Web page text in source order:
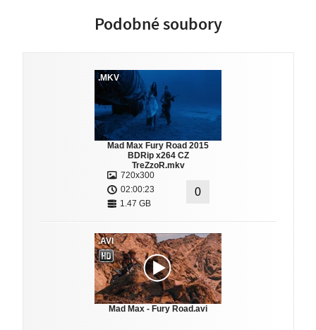
Podobné soubory
.MKV
Mad Max Fury Road 2015
BDRip x264 CZ
TreZzoR.mkv
720x300
02:00:23
1.47 GB
0
.AVI
Mad Max - Fury Road.avi